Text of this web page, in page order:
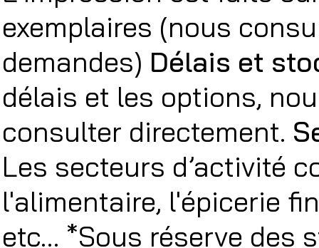
exemplaires (nous
demandes) Délais et
délais et les options,
consulter directement.
Les secteurs d’activité
l'alimentaire, l'épicerie
etc… *Sous réserve des